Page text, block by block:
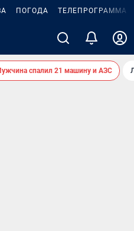
ПОГОДА ТЕЛЕПРОГРАММА
спалил 21 машину и АЗС